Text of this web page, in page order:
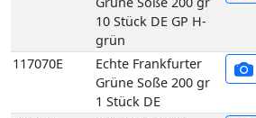
Petersilie glatt
10x400gr 4 kg DE
Holzsteige
Petersilie glatt 10x500gr 5
kg DE Holzsteige